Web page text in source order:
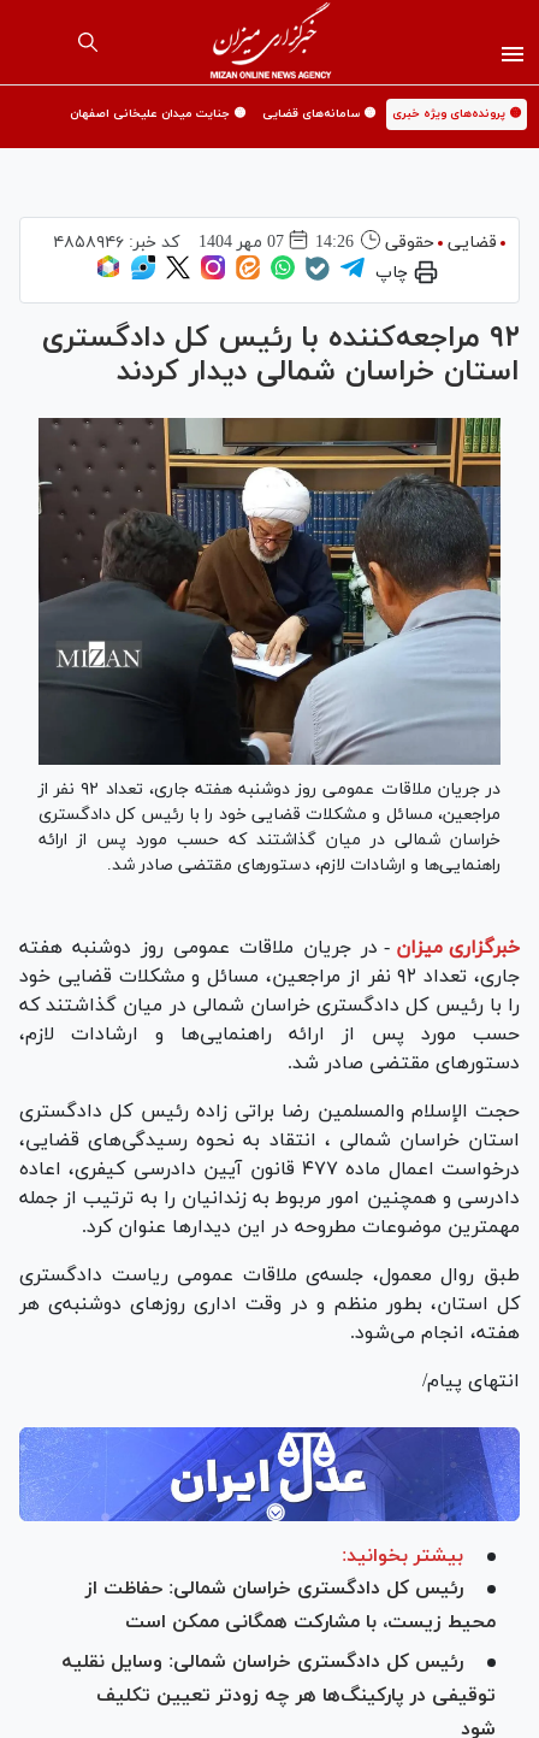
🟡 پرونده‌های ویژه خبری 🟡 سامانه‌های قضایی 🟡 جنایت میدان علیخانی اصفهان
قضایی حقوقی 14:26 07 مهر 1404 کد خبر: ۴۸۵۸۹۴۶
چاپ
۹۲ مراجعه‌کننده با رئیس کل دادگستری
استان خراسان شمالی دیدار کردند
در جریان ملاقات عمومی روز دوشنبه هفته جاری، تعداد ۹۲ نفر از
مراجعین، مسائل و مشکلات قضایی خود را با رئیس کل دادگستری
خراسان شمالی در میان گذاشتند که حسب مورد پس از ارائه
راهنمایی‌ها و ارشادات لازم، دستور‌های مقتضی صادر شد.
خبرگزاری میزان - در جریان ملاقات عمومی روز دوشنبه هفته
جاری، تعداد ۹۲ نفر از مراجعین، مسائل و مشکلات قضایی خود
را با رئیس کل دادگستری خراسان شمالی در میان گذاشتند که
حسب مورد پس از ارائه راهنمایی‌ها و ارشادات لازم،
دستور‌های مقتضی صادر شد.
حجت الإسلام والمسلمین رضا براتی زاده رئیس کل دادگستری
استان خراسان شمالی ، انتقاد به نحوه رسیدگی‌های قضایی،
درخواست اعمال ماده ۴۷۷ قانون آیین دادرسی کیفری، اعاده
دادرسی و همچنین امور مربوط به زندانیان را به ترتیب از جمله
مهمترین موضوعات مطروحه در این دیدار‌ها عنوان کرد.
طبق روال معمول، جلسه‌ی ملاقات عمومی ریاست دادگستری
کل استان، بطور منظم و در وقت اداری روز‌های دوشنبه‌ی هر
هفته، انجام می‌شود.
انتهای پیام/
بیشتر بخوانید:
رئیس کل دادگستری خراسان شمالی: حفاظت از
محیط زیست، با مشارکت همگانی ممکن است
رئیس کل دادگستری خراسان شمالی: وسایل نقلیه
توقیفی در پارکینگ‌ها هر چه زودتر تعیین تکلیف
شود